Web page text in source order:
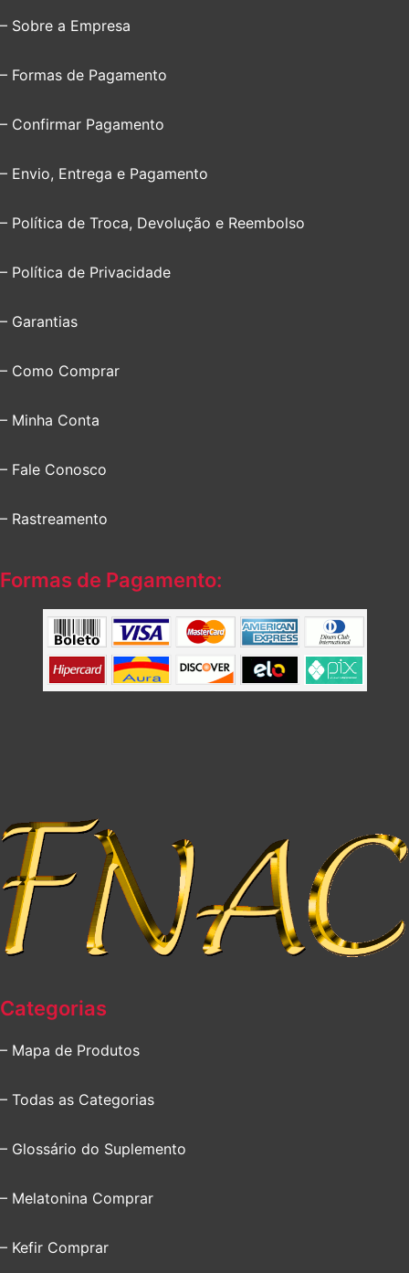
– Sobre a Empresa
– Formas de Pagamento
– Confirmar Pagamento
– Envio, Entrega e Pagamento
– Política de Troca, Devolução e Reembolso
– Política de Privacidade
– Garantias
– Como Comprar
– Minha Conta
– Fale Conosco
– Rastreamento
Formas de Pagamento:
Categorias
– Mapa de Produtos
– Todas as Categorias
– Glossário do Suplemento
– Melatonina Comprar
– Kefir Comprar